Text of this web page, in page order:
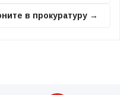
в прокуратуру →